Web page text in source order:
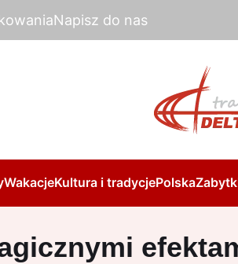
Napisz do nas
WakacjeKultura i tradycjePolska